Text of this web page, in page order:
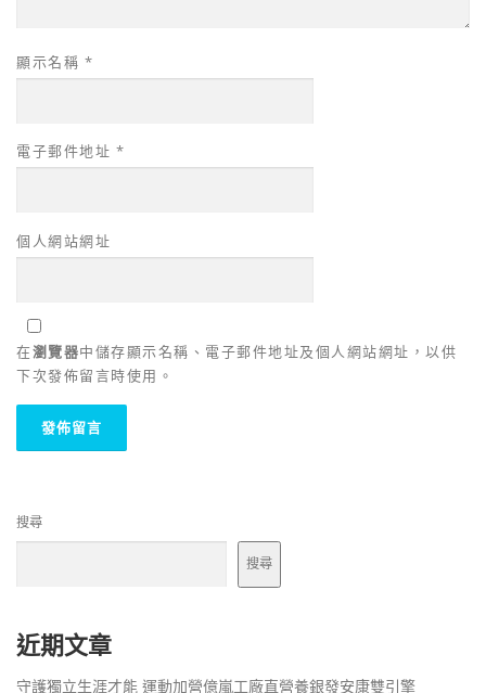
顯示名稱 *
電子郵件地址 *
個人網站網址
在瀏覽器中儲存顯示名稱、電子郵件地址及個人網站網址，以供
下次發佈留言時使用。
搜尋
搜尋
近期文章
守護獨立生涯才能 運動加營億嵐工廠直營養銀發安康雙引擎